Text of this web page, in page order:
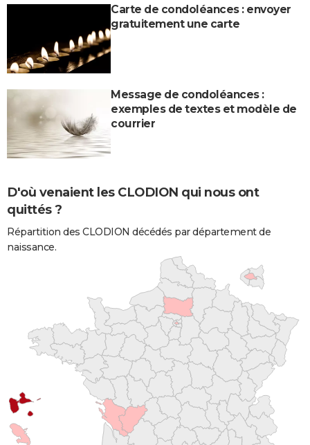
Carte de condoléances : envoyer
gratuitement une carte
Message de condoléances :
exemples de textes et modèle de
courrier
D'où venaient les CLODION qui nous ont
quittés ?
Répartition des CLODION décédés par département de
naissance.